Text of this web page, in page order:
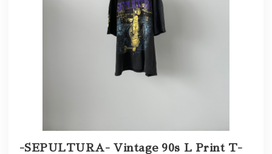
-SEPULTURA- Vintage 90s L Print T-